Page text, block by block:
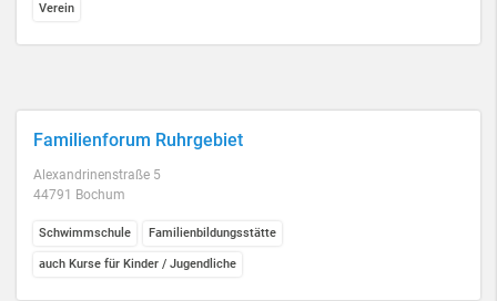
Verein
Familienforum Ruhrgebiet
Alexandrinenstraße 5
44791 Bochum
Schwimmschule Familienbildungsstätte
auch Kurse für Kinder / Jugendliche